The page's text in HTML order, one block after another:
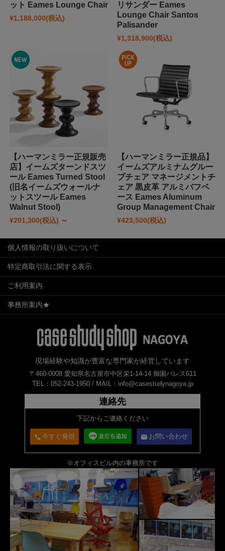
ット Eames Lounge Chair
¥1,188,000(税込)
リサンダー Eames
Lounge Chair Santos
Palisander
¥1,318,900(税込)
【ハーマンミラー正規販売
店】イームズターンドスツ
ール Eames Turned Stool
(旧名イームズウォールナ
ットスツール Eames
Walnut Stool)
¥201,300(税込) ～
【ハーマンミラー正規品】
イームズアルミナムグルー
プチェア マネージメントチ
ェア 黒皮革 アルミバフベ
ース Eames Aluminum
Group Management Chair
¥423,500(税込)
個人情報の取り扱いについて
特定商取引法に関する表示
ご利用案内
事務所案内★
現場経験や知識が豊富な専門家が経営しています
〒460-0008 愛知県名古屋市中区栄1-14-14 御園パレス611
TEL：052-243-1950 / MAIL：info@casestudynagoya.jp
連絡先
下記からご連絡ください
call 今すぐ発信 email お問い合わせ
※オフィスビル内の事務所です